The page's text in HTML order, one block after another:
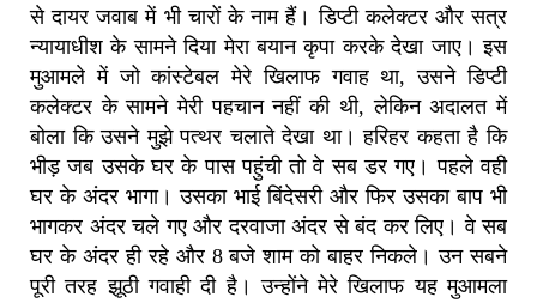
से दायर जवाब में भी चारों के नाम हैं। डिप्टी कलेक्टर और सत्र
न्यायाधीश के सामने दिया मेरा बयान कृपा करके देखा जाए। इस
मुआमले में जो कांस्टेबल मेरे खिलाफ गवाह था, उसने डिप्टी
कलेक्टर के सामने मेरी पहचान नहीं की थी, लेकिन अदालत में
बोला कि उसने मुझे पत्थर चलाते देखा था। हरिहर कहता है कि
भीड़ जब उसके घर के पास पहुंची तो वे सब डर गए। पहले वही
घर के अंदर भागा। उसका भाई बिंदेसरी और फिर उसका बाप भी
भागकर अंदर चले गए और दरवाजा अंदर से बंद कर लिए। वे सब
घर के अंदर ही रहे और 8 बजे शाम को बाहर निकले। उन सबने
पूरी तरह झूठी गवाही दी है। उन्होंने मेरे खिलाफ यह मुआमला